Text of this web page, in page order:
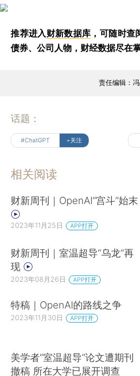
推荐进入财新数据库 ，可随时
债券、公司人物，财经数据尽在掌
责任编辑：
话题：
#ChatGPT +关注
相关阅读
财新周刊｜OpenAI“宫斗”始末
2023年11月25日 APP打开
财新周刊｜室温超导“乌龙”再
现
2023年08月26日 APP打开
特稿｜OpenAI的路线之争
2023年11月30日 APP打开
美学者“室温超导”论文遭期刊
撤稿 所在大学已展开调查